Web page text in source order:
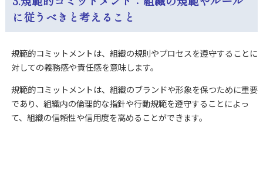
に従うべきと考えること
規範的コミットメントは、組織の規則やプロセスを遵守することに
対しての義務感や責任感を意味します。
規範的コミットメントは、組織のブランドや形象を保つために重要
であり、組織内の倫理的な指針や行動規範を遵守することによっ
て、組織の信頼性や信用度を高めることができます。